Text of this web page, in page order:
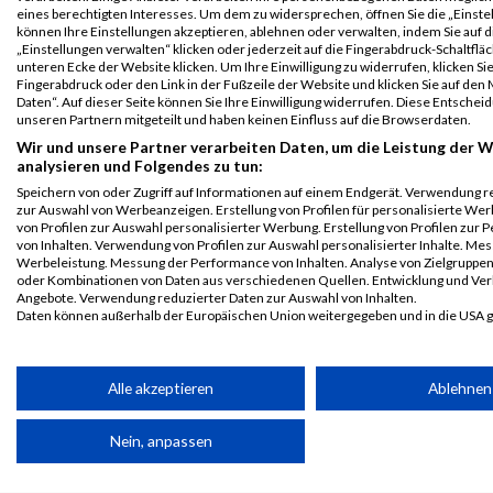
weiblich
B2Run Koblenz
Teamwertung
mixed
1955 Jennifer Neithöfer 0000 GER Debeka
Teamwertung
weiblich
1955
Legende:
GPos = Geschlechter Position, KPos = Kategorie Position, TPos =
Team Position, DNS = Did not start, DNF = Did not finish, DQ =
Disqualifiziert
eines berechtigten Interesses. Um dem zu widersprechen, öffnen Sie die
können Ihre Einstellungen akzeptieren, ablehnen oder verwalten, indem Sie auf
„Einstellungen verwalten“ klicken oder jederzeit auf die Fingerabdruck-
unteren Ecke der Website klicken. Um Ihre Einwilligung zu widerrufen, klicken
Fingerabdruck oder den Link in der Fußzeile der Website und klicken Sie auf den
Daten“. Auf dieser Seite können Sie Ihre Einwilligung widerrufen. Diese
unseren Partnern mitgeteilt und haben keinen Einfluss auf die Browserdaten.
Wir und unsere Partner verarbeiten Daten, um die Leistung der
analysieren und Folgendes zu tun:
Speichern von oder Zugriff auf Informationen auf einem Endgerät. Verwendung
zur Auswahl von Werbeanzeigen. Erstellung von Profilen für personalisierte
von Profilen zur Auswahl personalisierter Werbung. Erstellung von Profilen zur
von Inhalten. Verwendung von Profilen zur Auswahl personalisierter Inhalte.
Werbeleistung. Messung der Performance von Inhalten. Analyse von
oder Kombinationen von Daten aus verschiedenen Quellen. Entwicklung und
Angebote. Verwendung reduzierter Daten zur Auswahl von Inhalten.
Daten können außerhalb der Europäischen Union weitergegeben und in die USA
Partnerliste anzeigen (1 IAB-Anbieter)
Wir nutzen Ihre Daten für folgende Zwecke:
IAB-Verarbeitungszwecke:
Alle akzeptieren Ablehnen
Nein, anpassen